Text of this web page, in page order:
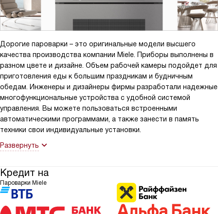
Дорогие пароварки – это оригинальные модели высшего
качества производства компании Miele. Приборы выполнены в
разном цвете и дизайне. Объем рабочей камеры подойдет для
приготовления еды к большим праздникам и будничным
обедам. Инженеры и дизайнеры фирмы разработали надежные
многофункциональные устройства с удобной системой
управления. Вы можете пользоваться встроенными
автоматическими программами, а также занести в память
техники свои индивидуальные установки.
Развернуть
Кредит на
Пароварки Miele